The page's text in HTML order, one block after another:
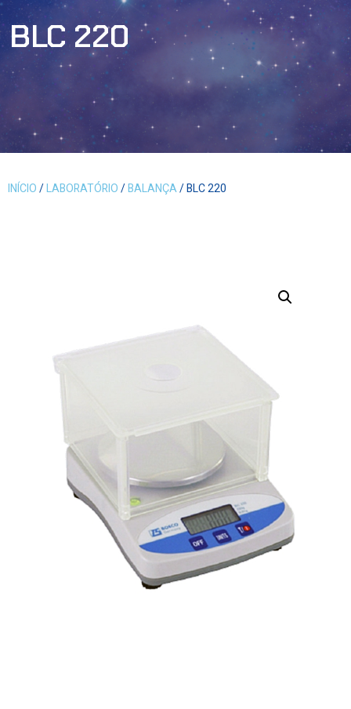
BLC 220
INÍCIO/LABORATÓRIO/BALANÇA/ BLC 220